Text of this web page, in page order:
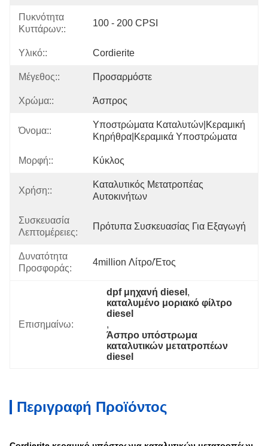
Πυκνότητα
Κυττάρων::
100 - 200 CPSI
Υλικό:: Cordierite
Μέγεθος:: Προσαρμόστε
Χρώμα:: Άσπρος
Όνομα::
Υποστρώματα Καταλυτών|κεραμική
Κηρήθρα|κεραμικά Υποστρώματα
Μορφή:: Κύκλος
Χρήση::
Καταλυτικός Μετατροπέας
Αυτοκινήτων
Συσκευασία
Λεπτομέρειες:
Πρότυπα Συσκευασίας Για Εξαγωγή
Δυνατότητα
Προσφοράς:
4million Λίτρο/έτος
Επισημαίνω:
dpf μηχανή diesel ,
καταλυμένο μοριακό φίλτρο
diesel
,
Άσπρο υπόστρωμα
καταλυτικών μετατροπέων
diesel
Περιγραφή Προϊόντος